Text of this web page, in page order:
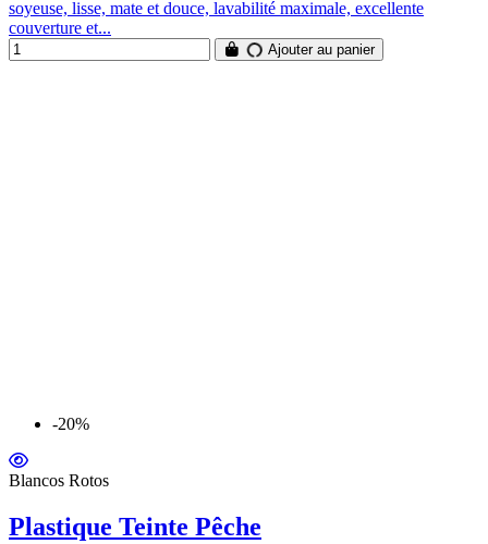
soyeuse, lisse, mate et douce, lavabilité maximale, excellente
couverture et...
Ajouter au panier
-20%
Blancos Rotos
Plastique Teinte Pêche